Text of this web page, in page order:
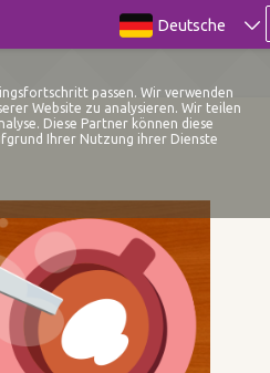
Deutsche
passen. Wir verwenden
Website zu analysieren. Wir teilen
Diese Partner können diese
Ihrer Nutzung ihrer Dienste